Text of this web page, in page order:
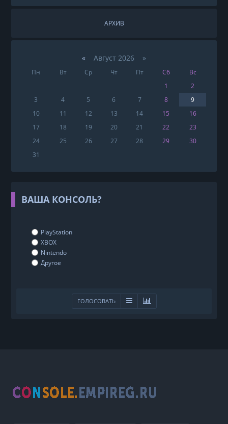
АРХИВ
«Август 2026 »
Пн Вт Ср Чт Пт Сб
Вс
1
2
3
4 5 6 7 8
9
10
11 12 13 14 15
16
17
18 19 20 21 22
23
24
25 26 27 28 29
30
31
ВАША КОНСОЛЬ?
PlayStation
XBOX
Nintendo
Другое
ГОЛОСОВАТЬ